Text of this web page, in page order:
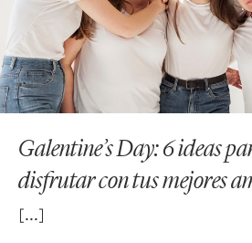
Galentine’s Day: 6 ideas
disfrutar con tus mejores